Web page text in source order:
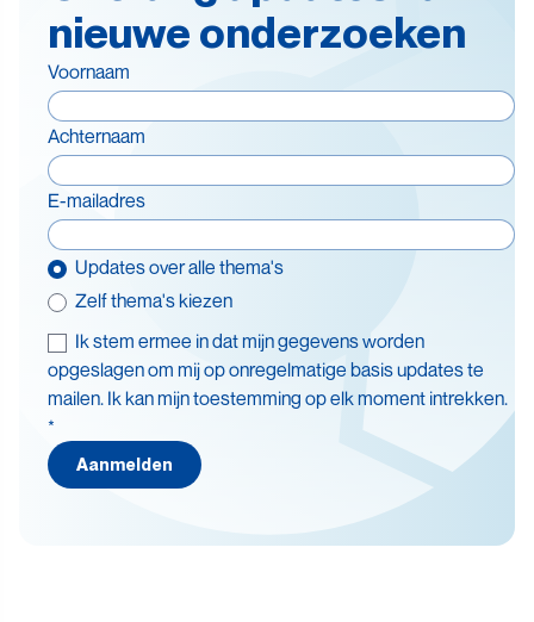
nieuwe onderzoeken
Voornaam
Achternaam
E-mailadres
Updates over alle thema's
Zelf thema's kiezen
Thema's
Batterijen
Circulaire economie
Ik stem ermee in dat mijn gegevens worden
opgeslagen om mij op onregelmatige basis updates te
mailen. Ik kan mijn toestemming op elk moment intrekken.
*
Aanmelden